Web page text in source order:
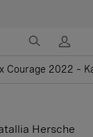
Courage 2022 –
Hersche